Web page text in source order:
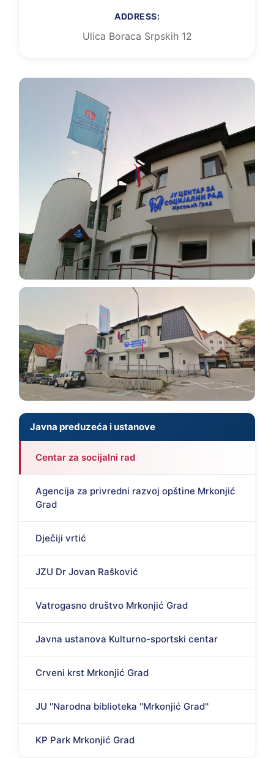
ADDRESS:
Ulica Boraca Srpskih 12
Javna preduzeća i ustanove
Centar za socijalni rad
Agencija za privredni razvoj opštine Mrkonjić
Grad
Dječiji vrtić
JZU Dr Jovan Rašković
Vatrogasno društvo Mrkonjić Grad
Javna ustanova Kulturno-sportski centar
Crveni krst Mrkonjić Grad
JU ''Narodna biblioteka ''Mrkonjić Grad''
KP Park Mrkonjić Grad